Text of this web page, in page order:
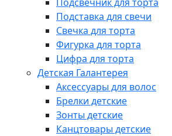
Подставка для свечи
Свечка для торта
Фигурка для торта
Цифра для торта
Детская Галантерея
Аксессуары для волос
Брелки детские
Зонты детские
Канцтовары детские